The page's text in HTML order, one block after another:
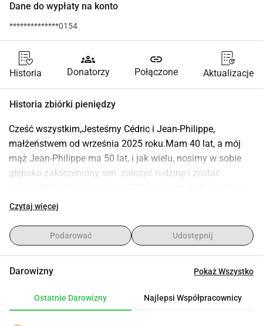
Dane do wypłaty na konto
**************0154
Historia
groups
Donatorzy
link
Połączone Aktualizacje
Historia zbiórki pieniędzy
Cześć wszystkim,Jesteśmy Cédric i Jean-Philippe,
małżeństwem od września 2025 roku.Mam 40 lat, a mój
mąż Jean-Philippe ma 50 lat, i jak wielu, nosimy w sobie
głęboko zakorzeniony sen: założyć rodzinę i zostać
miłości, ale także z powodów administracyjnych
pragnieniem, które szczególnie nam leży na sercu: abyśmy
wszyscy troje, w tym nasze przyszłe dziecko, nosili to samo
myślimy, zbieramy informacje, krok po kroku dążymy do
drogi.Nasz projekt rodzicielski oficjalnie rozpoczął się w
Czytaj więcej
Podarować Udostępnij
Darowizny Pokaż Wszystko
Ostatnie Darowizny Najlepsi Współpracownicy